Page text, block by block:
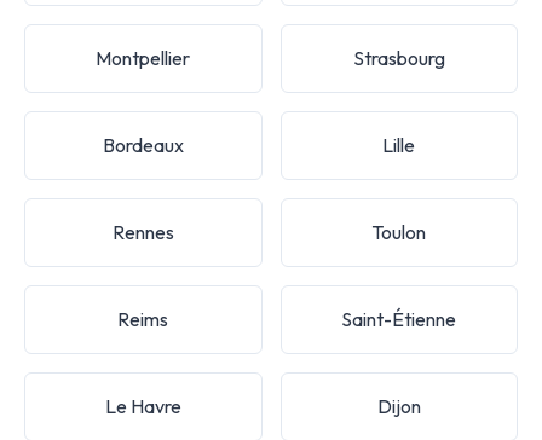
Montpellier Strasbourg
Bordeaux Lille
Rennes Toulon
Reims Saint-Étienne
Le Havre Dijon